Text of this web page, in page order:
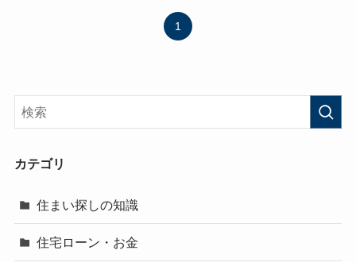
1
カテゴリ
住まい探しの知識
住宅ローン・お金